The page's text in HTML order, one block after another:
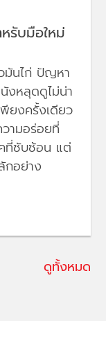
รับมือใหม่
มันไก่ ปัญหา
งหลุดดูไม่น่า
พียงครั้งเดียว
ามอร่อยที่
คที่ซับซ้อน แต่
กอย่าง
ดูทั้งหมด